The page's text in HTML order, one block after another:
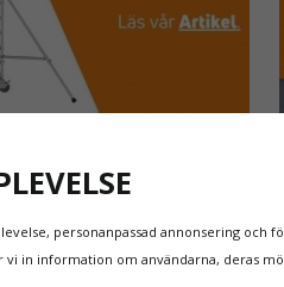
- AFS2023:9 &
osannolikt så är våra
slappare än de från
personanpassad annonsering och
in information om användarna, deras